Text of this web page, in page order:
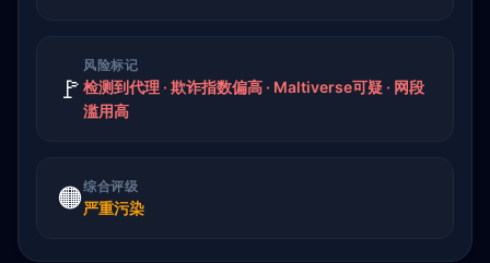
🚩
风险标记
检测到代理 · 欺诈指数偏高 · Maltiverse可疑 · 网段
滥用高
🟠综合评级
严重污染